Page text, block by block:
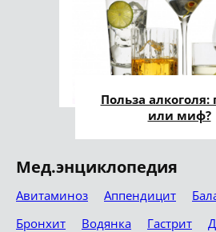
Польза алкоголя:
или миф?
Мед.энциклопедия
Авитаминоз Аппендицит
Бронхит
Водянка Гастрит